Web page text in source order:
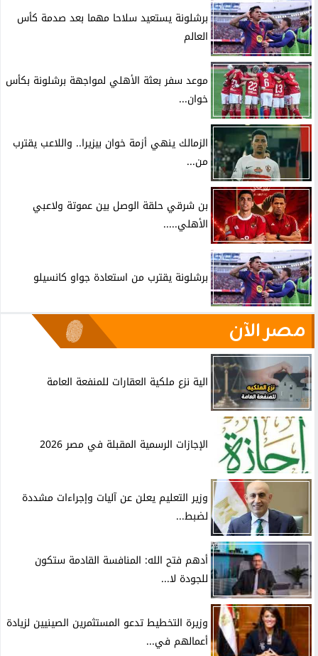
برشلونة يستعيد سلاحا مهما بعد صدمة كأس
العالم
موعد سفر بعثة الأهلي لمواجهة برشلونة بكأس
خوان...
الزمالك ينهي أزمة خوان بيزيرا.. واللاعب يقترب
من...
بن شرقي حلقة الوصل بين عموتة ولاعبي
الأهلي.....
برشلونة يقترب من استعادة جواو كانسيلو
مصر الآن
الية نزع ملكية العقارات للمنفعة العامة
الإجازات الرسمية المقبلة في مصر 2026
وزير التعليم يعلن عن آليات وإجراءات مشددة
لضبط...
أدهم فتح الله: المنافسة القادمة ستكون
للجودة لا...
وزيرة التخطيط تدعو المستثمرين الصينيين لزيادة
أعمالهم في...